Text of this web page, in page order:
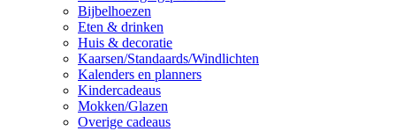
Bijbelhoezen
Eten & drinken
Huis & decoratie
Kaarsen/Standaards/Windlichten
Kalenders en planners
Kindercadeaus
Mokken/Glazen
Overige cadeaus